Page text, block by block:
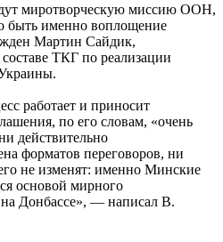
миротворческую миссию ООН,
быть именно воплощение
Мартин Сайдик,
ТКГ по реализации
работает и приносит
по его словам, «очень
действительно
форматов переговоров, ни
не изменят: именно Минские
основой мирного
Донбассе», — написал В.